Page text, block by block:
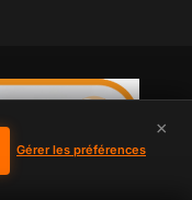
×
Gérer les préférences